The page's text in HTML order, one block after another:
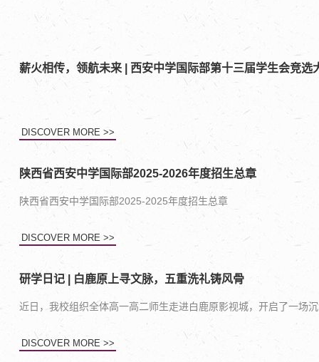
薪火相传，领航未来 | 西安中学国际部第十三届学生会竞选
DISCOVER MORE >>
陕西省西安中学国际部2025-2026年度招生总章
陕西省西安中学国际部2025-2025年度招生总章
DISCOVER MORE >>
研学日记 | 白鹿原上寻文脉，五重洗礼铸风骨
近日，我校组织全体高一高二师生走进白鹿原影视城，开启了一场
DISCOVER MORE >>